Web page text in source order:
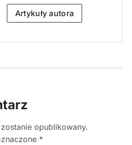
Artykuły autora
opublikowany.
*